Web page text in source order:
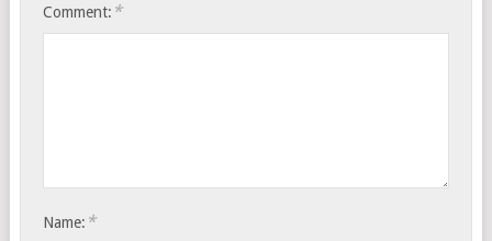
Comment: *
Name: *